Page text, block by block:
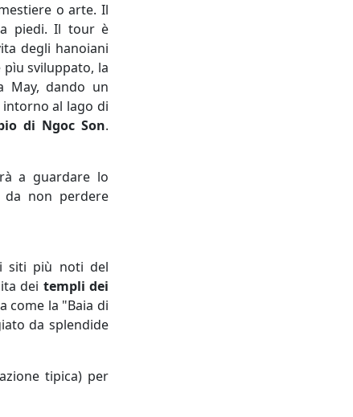
o arte. Il
piedi. Il tour è
degli hanoiani
sviluppato, la
May, dando un
al lago di
di Ngoc Son.
a guardare lo
da non perdere
siti più noti del
dei templi dei
come la "Baia di
da splendide
tipica) per